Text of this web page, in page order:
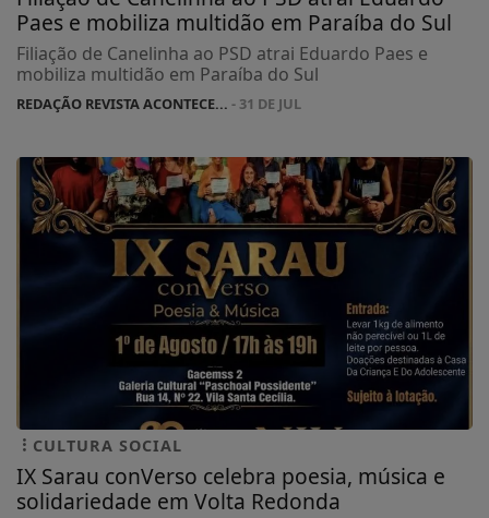
Paes e mobiliza multidão em Paraíba do Sul
Filiação de Canelinha ao PSD atrai Eduardo Paes e
mobiliza multidão em Paraíba do Sul
REDAÇÃO REVISTA ACONTECE... - 31 DE JUL
CULTURA SOCIAL
IX Sarau conVerso celebra poesia, música e
solidariedade em Volta Redonda